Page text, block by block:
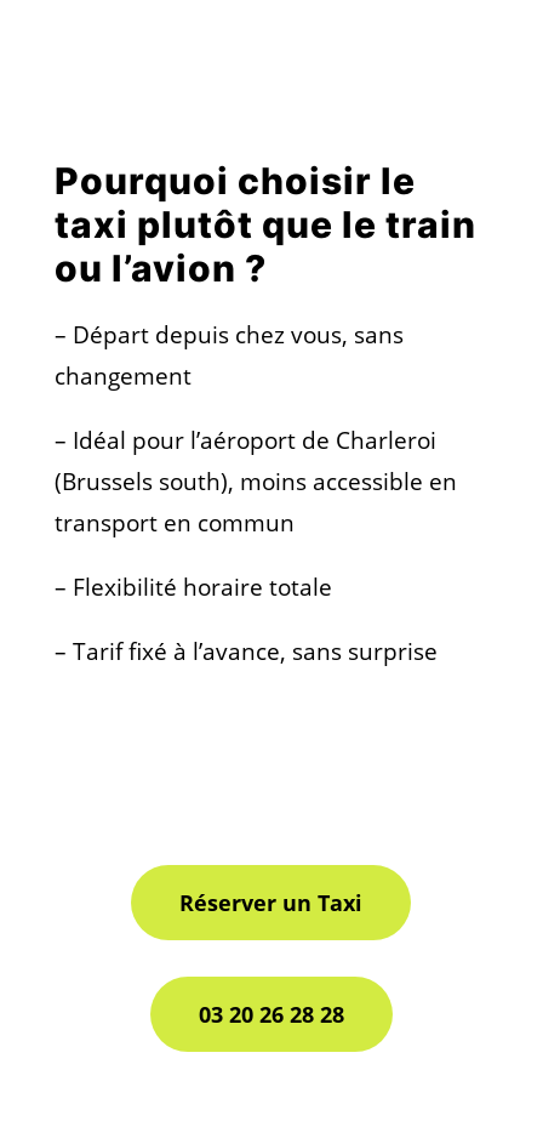
Pourquoi choisir le
taxi plutôt que le train
ou l’avion ?
– Départ depuis chez vous, sans
changement
– Idéal pour l’aéroport de Charleroi
(Brussels south), moins accessible en
transport en commun
– Flexibilité horaire totale
– Tarif fixé à l’avance, sans surprise
Réserver un Taxi
03 20 26 28 28